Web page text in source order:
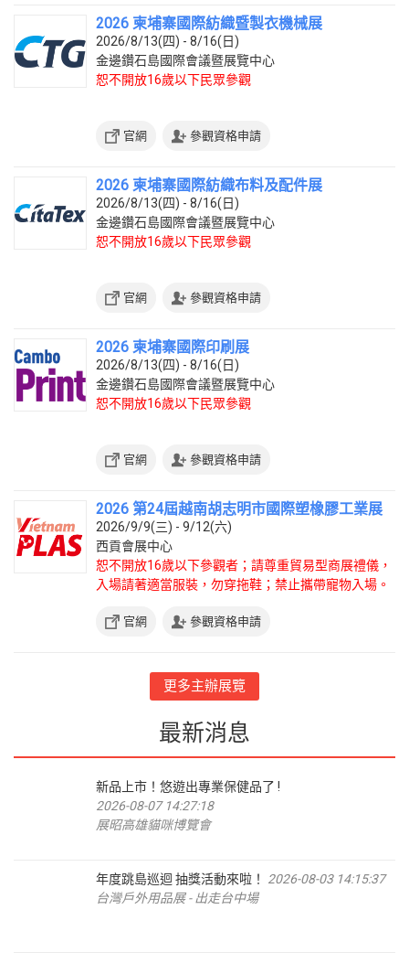
2026 柬埔寨國際紡織暨製衣機械展
2026/8/13(四) - 8/16(日)
金邊鑽石島國際會議暨展覽中心
恕不開放16歲以下民眾參觀
官網 參觀資格申請
2026 柬埔寨國際紡織布料及配件展
2026/8/13(四) - 8/16(日)
金邊鑽石島國際會議暨展覽中心
恕不開放16歲以下民眾參觀
官網 參觀資格申請
2026 柬埔寨國際印刷展
2026/8/13(四) - 8/16(日)
金邊鑽石島國際會議暨展覽中心
恕不開放16歲以下民眾參觀
官網 參觀資格申請
2026 第24屆越南胡志明市國際塑橡膠工業展
2026/9/9(三) - 9/12(六)
西貢會展中心
恕不開放16歲以下參觀者；請尊重貿易型商展禮儀，
入場請著適當服裝，勿穿拖鞋；禁止攜帶寵物入場。
官網 參觀資格申請
更多主辦展覽
最新消息
新品上市！悠遊出專業保健品了 !
2026-08-07 14:27:18
展昭高雄貓咪博覽會
年度跳島巡迴 抽獎活動來啦！ 2026-08-03 14:15:37
台灣戶外用品展 - 出走台中場